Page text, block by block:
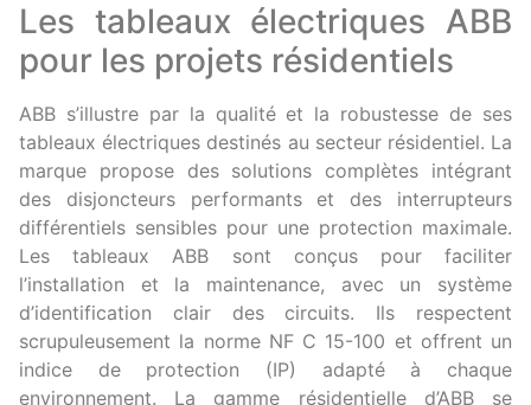
Les tableaux électriques ABB
pour les projets résidentiels
ABB s’illustre par la qualité et la robustesse de ses
tableaux électriques destinés au secteur résidentiel. La
marque propose des solutions complètes intégrant
des disjoncteurs performants et des interrupteurs
différentiels sensibles pour une protection maximale.
Les tableaux ABB sont conçus pour faciliter
l’installation et la maintenance, avec un système
d’identification clair des circuits. Ils respectent
scrupuleusement la norme NF C 15-100 et offrent un
indice de protection (IP) adapté à chaque
environnement. La gamme résidentielle d’ABB se